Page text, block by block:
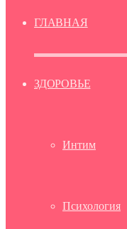
ГЛАВНАЯ
ЗДОРОВЬЕ
Интим
Психология